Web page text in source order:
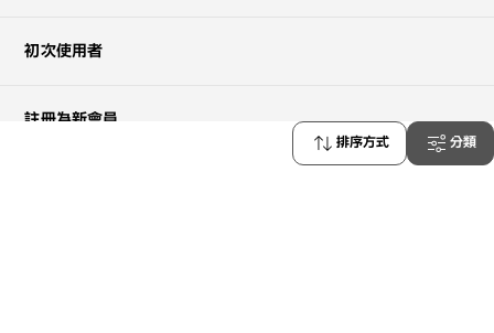
排序方式 分類
初次使用者
註冊為新會員